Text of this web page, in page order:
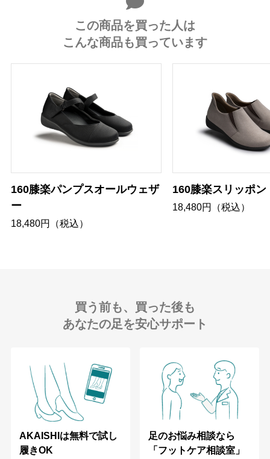
この商品を買った人は
こんな商品も買っています
160膝楽パンプスオールウェザ
ー
18,480円（税込）
160膝楽スリッポン
18,480円（税込）
買う前も、買った後も
あなたの足を安心サポート
AKAISHIは無料で試し
履きOK
足のお悩み相談なら
「フットケア相談室」